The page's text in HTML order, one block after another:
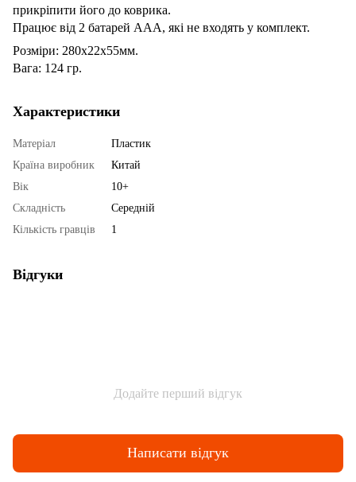
прикріпити його до коврика.
Працює від 2 батарей AAA, які не входять у комплект.
Розміри: 280x22x55мм.
Вага: 124 гр.
Характеристики
Матеріал
Пластик
Країна виробник
Китай
Вік
10+
Складність
Середній
Кількість гравців
1
Відгуки
Додайте перший відгук
Написати відгук